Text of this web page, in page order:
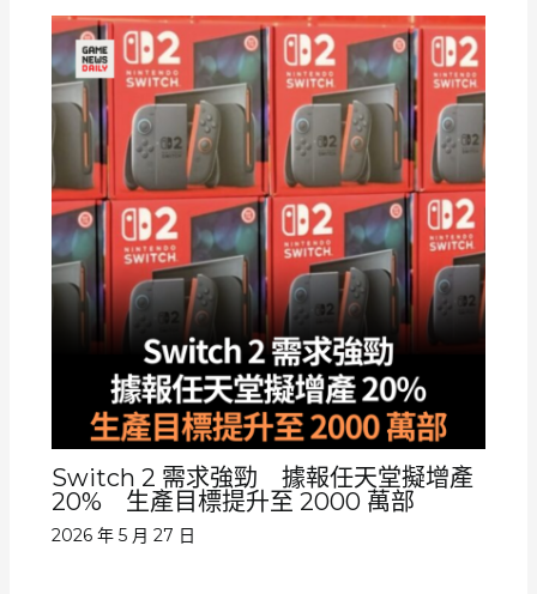
Switch 2 需求強勁 據報任天堂擬增產
20% 生產目標提升至 2000 萬部
2026 年 5 月 27 日